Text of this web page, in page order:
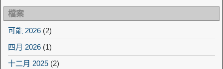
檔案
可能 2026 (2)
四月 2026 (1)
十二月 2025 (2)